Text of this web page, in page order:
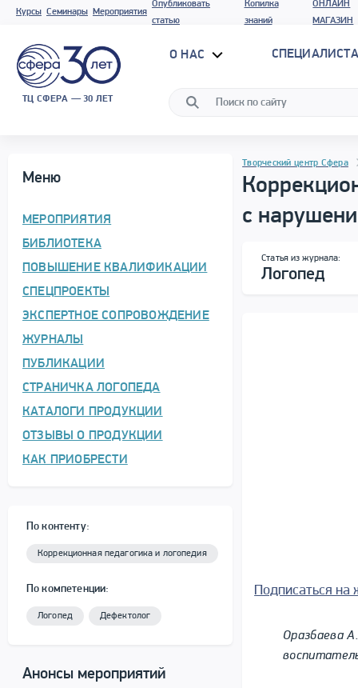
Курсы Семинары Мероприятия
Опубликовать
статью
Копилка
знаний
ОНЛАЙН
МАГАЗИН
ТЦ СФЕРА — 30 ЛЕТ
О НАС
Меню
МЕРОПРИЯТИЯ
БИБЛИОТЕКА
ПОВЫШЕНИЕ КВАЛИФИКАЦИИ
СПЕЦПРОЕКТЫ
ЭКСПЕРТНОЕ СОПРОВОЖДЕНИЕ
ЖУРНАЛЫ
ПУБЛИКАЦИИ
СТРАНИЧКА ЛОГОПЕДА
КАТАЛОГИ ПРОДУКЦИИ
ОТЗЫВЫ О ПРОДУКЦИИ
КАК ПРИОБРЕСТИ
По контенту:
Коррекционная педагогика и логопедия
По компетенции:
Логопед Дефектолог
Анонсы мероприятий
Программа материала
Навигация
Творческий центр Сфера
с
Статья из журнала:
Логопед
Подписаться на
Оразбаева